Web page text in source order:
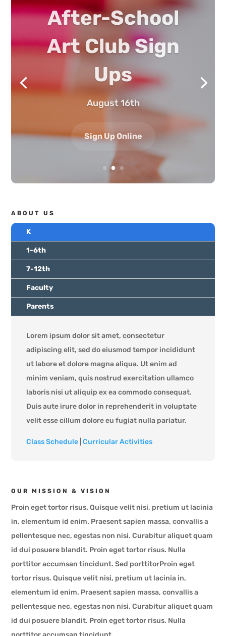
After-School
Art Club Sign
Ups
August 16th
Sign Up Online
ABOUT US
K
1-6th
7-12th
Faculty
Parents
Lorem ipsum dolor sit amet, consectetur
adipiscing elit, sed do eiusmod tempor incididunt
ut labore et dolore magna aliqua. Ut enim ad
minim veniam, quis nostrud exercitation ullamco
laboris nisi ut aliquip ex ea commodo consequat.
Duis aute irure dolor in reprehenderit in voluptate
velit esse cillum dolore eu fugiat nulla pariatur.
Class Schedule |Curricular Activities
OUR MISSION & VISION
Proin eget tortor risus. Quisque velit nisi, pretium ut lacinia
in, elementum id enim. Praesent sapien massa, convallis a
pellentesque nec, egestas non nisi. Curabitur aliquet quam
id dui posuere blandit. Proin eget tortor risus. Nulla
porttitor accumsan tincidunt. Sed porttitorProin eget
tortor risus. Quisque velit nisi, pretium ut lacinia in,
elementum id enim. Praesent sapien massa, convallis a
pellentesque nec, egestas non nisi. Curabitur aliquet quam
id dui posuere blandit. Proin eget tortor risus. Nulla